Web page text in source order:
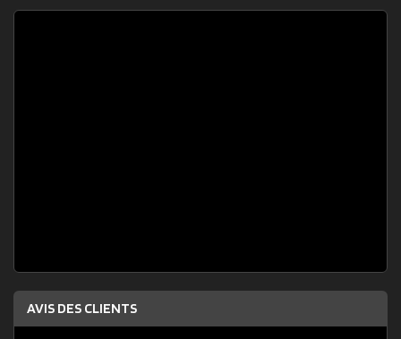
AVIS DES CLIENTS